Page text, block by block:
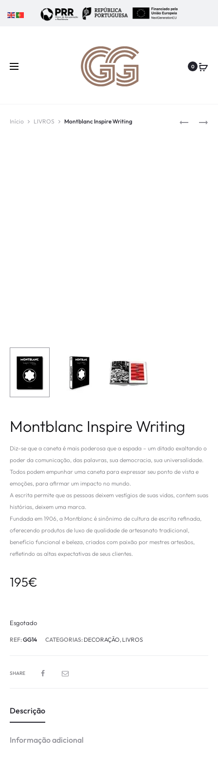
0
Início LIVROS Montblanc Inspire Writing
Montblanc Inspire Writing
Diz-se que a caneta é mais poderosa que a espada – um ditado exaltando o
poder da comunicação, das palavras, sua democracia, sua universalidade.
Todos podem empunhar uma caneta para expressar seu ponto de vista e
emoções, para afirmar um impacto no mundo.
A escrita permite que as pessoas deixem vestígios de suas vidas, contem suas
histórias, deixem uma marca.
Fundada em 1906, a Montblanc é sinônimo de cultura de escrita refinada,
oferecendo produtos de luxo de qualidade de artesanato tradicional,
benefício funcional e beleza, criados com paixão por mestres artesãos,
refletindo as altas expectativas de seus clientes.
195€
Esgotado
REF:GG14 CATEGORIAS: DECORAÇÃO, LIVROS
SHARE
Descrição
Informação adicional